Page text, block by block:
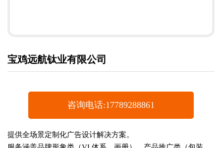
宝鸡远航钛业有限公司
咨询电话:17789288861
提供全场景定制化广告设计解决方案。